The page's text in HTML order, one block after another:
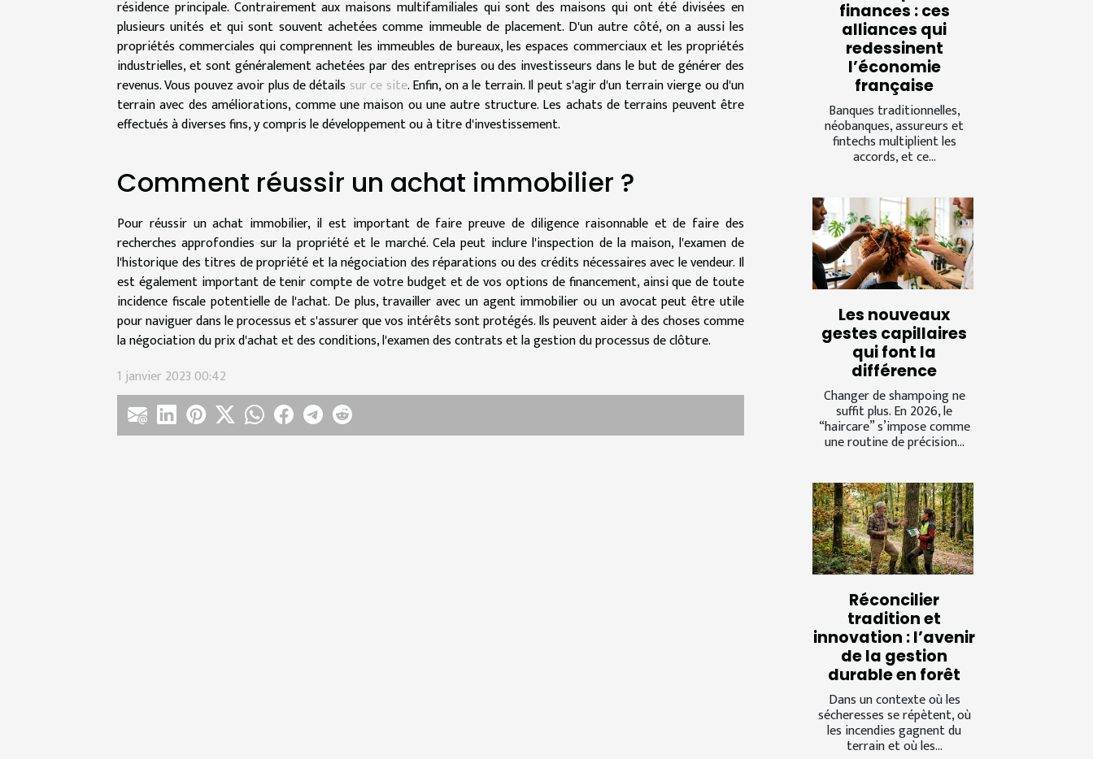
résidence principale. Contrairement aux maisons multifamiliales qui sont des maisons qui ont été divisées en
plusieurs unités et qui sont souvent achetées comme immeuble de placement. D'un autre côté, on a aussi les
propriétés commerciales qui comprennent les immeubles de bureaux, les espaces commerciaux et les propriétés
industrielles, et sont généralement achetées par des entreprises ou des investisseurs dans le but de générer des
revenus. Vous pouvez avoir plus de détails sur ce site. Enfin, on a le terrain. Il peut s'agir d'un terrain vierge ou d'un
terrain avec des améliorations, comme une maison ou une autre structure. Les achats de terrains peuvent être
effectués à diverses fins, y compris le développement ou à titre d'investissement.
Comment réussir un achat immobilier ?
Pour réussir un achat immobilier, il est important de faire preuve de diligence raisonnable et de faire des
recherches approfondies sur la propriété et le marché. Cela peut inclure l'inspection de la maison, l'examen de
l'historique des titres de propriété et la négociation des réparations ou des crédits nécessaires avec le vendeur. Il
est également important de tenir compte de votre budget et de vos options de financement, ainsi que de toute
incidence fiscale potentielle de l'achat. De plus, travailler avec un agent immobilier ou un avocat peut être utile
pour naviguer dans le processus et s'assurer que vos intérêts sont protégés. Ils peuvent aider à des choses comme
la négociation du prix d'achat et des conditions, l'examen des contrats et la gestion du processus de clôture.
1 janvier 2023 00:42
finances : ces
alliances qui
redessinent
l’économie
française
Banques traditionnelles,
néobanques, assureurs et
fintechs multiplient les
accords, et ce...
Les nouveaux
gestes capillaires
qui font la
différence
Changer de shampoing ne
suffit plus. En 2026, le
“haircare” s’impose comme
une routine de précision...
Réconcilier
tradition et
innovation : l’avenir
de la gestion
durable en forêt
Dans un contexte où les
sécheresses se répètent, où
les incendies gagnent du
terrain et où les...